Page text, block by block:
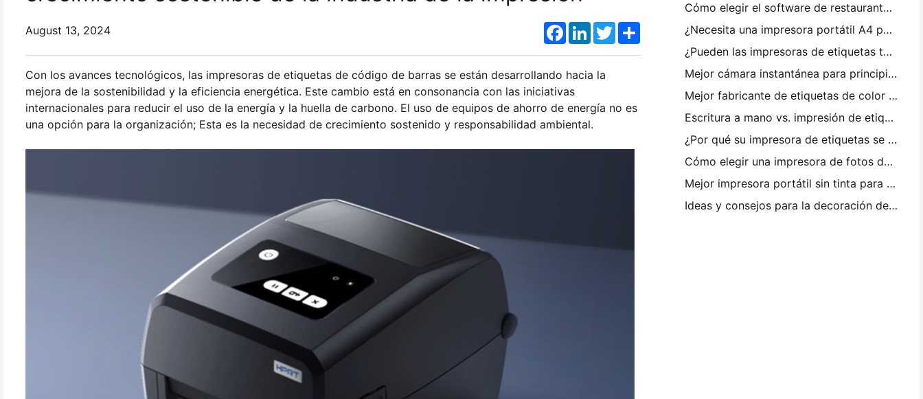
August 13, 2024 Facebook
LinkedInTwitterShare
Con los avances tecnológicos, las impresoras de etiquetas de código de barras se están desarrollando hacia la
mejora de la sostenibilidad y la eficiencia energética. Este cambio está en consonancia con las iniciativas
internacionales para reducir el uso de la energía y la huella de carbono. El uso de equipos de ahorro de energía no es
una opción para la organización; Esta es la necesidad de crecimiento sostenido y responsabilidad ambiental.
Cómo elegir el software de restaurante adecuado para su restaurante pequeño o mediano
¿Necesita una impresora portátil A4 para facturas de almacén? Lo que realmente funciona
¿Pueden las impresoras de etiquetas térmicas hacer etiquetas impermeables para productos de pequeñas empresas?
Mejor cámara instantánea para principiantes que no quieren desperdiciar papel
Mejor fabricante de etiquetas de color para diarios y scrapbooking: Añadir más color a cada página
Escritura a mano vs. impresión de etiquetas de envío: consejos para las pequeñas empresas en 2026
¿Por qué su impresora de etiquetas se bloquea?
Cómo elegir una impresora de fotos de bolsillo: una guía completa para los usuarios de diario, viajes y iPhone
Mejor impresora portátil sin tinta para viajes, escuela y trabajo móvil: Hanin MT620 Pro
Ideas y consejos para la decoración de dormitorios y dormitorios